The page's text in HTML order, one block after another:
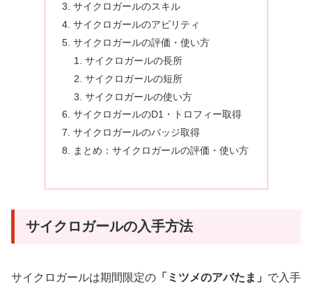
サイクロガールのスキル
サイクロガールのアビリティ
サイクロガールの評価・使い方
サイクロガールの長所
サイクロガールの短所
サイクロガールの使い方
サイクロガールのD1・トロフィー取得
サイクロガールのバッジ取得
まとめ：サイクロガールの評価・使い方
サイクロガールの入手方法
サイクロガールは期間限定の 「ミツメのアバたま」 で入手